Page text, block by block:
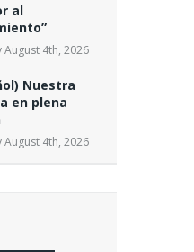
al
August 4th, 2026
Nuestra
en plena
August 4th, 2026